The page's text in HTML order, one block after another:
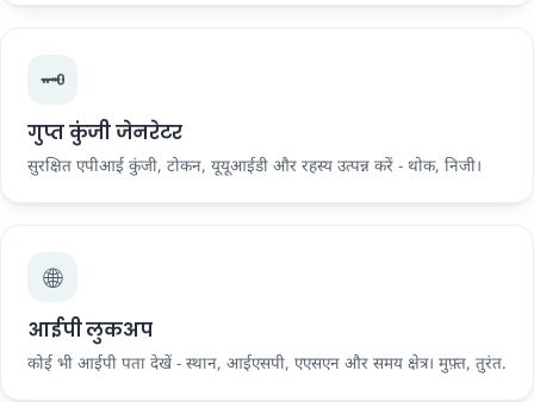
🗝️
गुप्त कुंजी जेनरेटर
सुरक्षित एपीआई कुंजी, टोकन, यूयूआईडी और रहस्य उत्पन्न करें - थोक, निजी।
🌐
आईपी ​​लुकअप
कोई भी आईपी पता देखें - स्थान, आईएसपी, एएसएन और समय क्षेत्र। मुफ़्त, तुरंत.